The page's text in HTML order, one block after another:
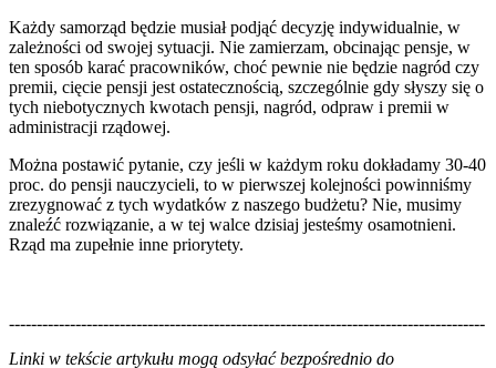
Każdy samorząd będzie musiał podjąć decyzję indywidualnie, w
zależności od swojej sytuacji. Nie zamierzam, obcinając pensje, w
ten sposób karać pracowników, choć pewnie nie będzie nagród czy
premii, cięcie pensji jest ostatecznością, szczególnie gdy słyszy się o
tych niebotycznych kwotach pensji, nagród, odpraw i premii w
administracji rządowej.
Można postawić pytanie, czy jeśli w każdym roku dokładamy 30-40
proc. do pensji nauczycieli, to w pierwszej kolejności powinniśmy
zrezygnować z tych wydatków z naszego budżetu? Nie, musimy
znaleźć rozwiązanie, a w tej walce dzisiaj jesteśmy osamotnieni.
Rząd ma zupełnie inne priorytety.
--------------------------------------------------------------------------------------
Linki w tekście artykułu mogą odsyłać bezpośrednio do